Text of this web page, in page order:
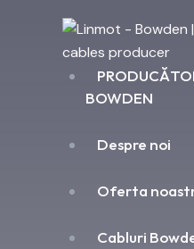
BOWDEN
Despre noi
Oferta
Cabluri